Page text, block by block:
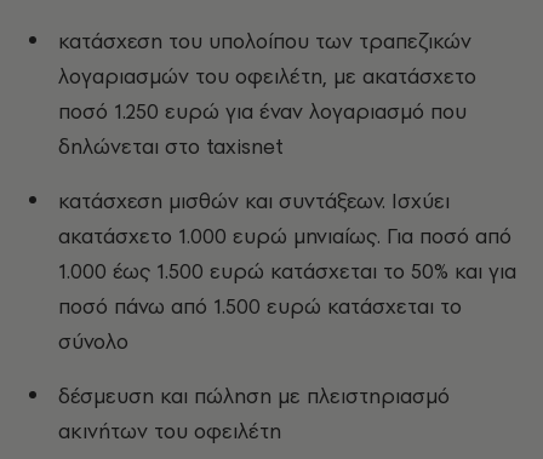
κατάσχεση του υπολοίπου των τραπεζικών
λογαριασμών του οφειλέτη, με ακατάσχετο
ποσό 1.250 ευρώ για έναν λογαριασμό που
δηλώνεται στο taxisnet
κατάσχεση μισθών και συντάξεων. Ισχύει
ακατάσχετο 1.000 ευρώ μηνιαίως. Για ποσό από
1.000 έως 1.500 ευρώ κατάσχεται το 50% και για
ποσό πάνω από 1.500 ευρώ κατάσχεται το
σύνολο
δέσμευση και πώληση με πλειστηριασμό
ακινήτων του οφειλέτη